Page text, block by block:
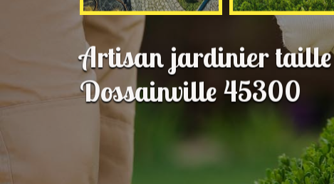
Artisan jardinier taille
Dossainville 45300